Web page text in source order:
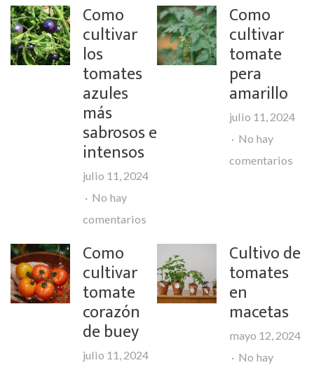
Como
cultivar
los
tomates
azules
más
sabrosos e
intensos
julio 11, 2024
No hay
comentarios
cultivar
los
tomates
más
Como
cultivar
tomate
pera
amarillo
julio 11, 2024
No hay
comentarios
Como
cultivar
tomate
corazón
de buey
julio 11, 2024
Cultivo de
tomates
en
macetas
mayo 12, 2024
No hay